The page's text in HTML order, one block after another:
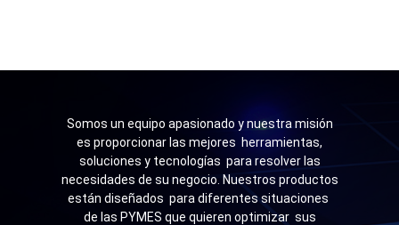
Somos un equipo apasionado y nuestra misión
es proporcionar las mejores herramientas,
soluciones y tecnologías para resolver las
necesidades de su negocio. Nuestros productos
están diseñados para diferentes situaciones
de las PYMES que quieren optimizar sus